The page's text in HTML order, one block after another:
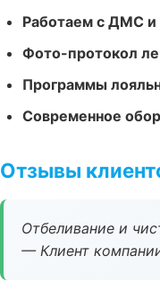
Работаем с ДМС и
Фото-протокол
Программы
Современное
Отзывы
Отбеливание и
— Клиент